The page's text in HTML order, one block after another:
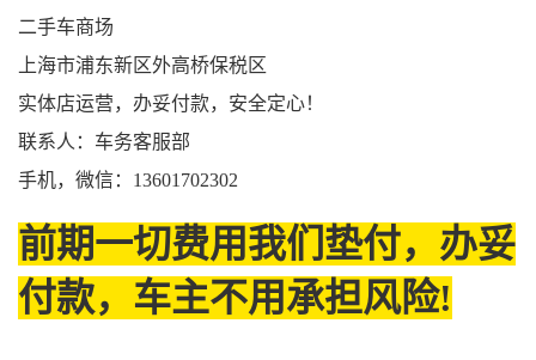
二手车商场
上海市浦东新区外高桥保税区
实体店运营，办妥付款，安全定心！
联系人：车务客服部
手机，微信：13601702302
前期一切费用我们垫付，办妥
付款，车主不用承担风险!